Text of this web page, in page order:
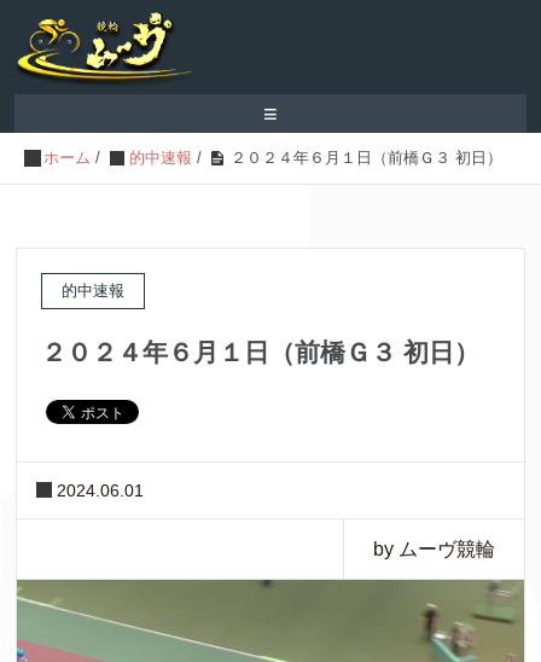
≡
ホーム / 的中速報 / ２０２４年６月１日（前橋Ｇ３ 初日）
的中速報
２０２４年６月１日（前橋Ｇ３ 初日）
2024.06.01
by ムーヴ競輪